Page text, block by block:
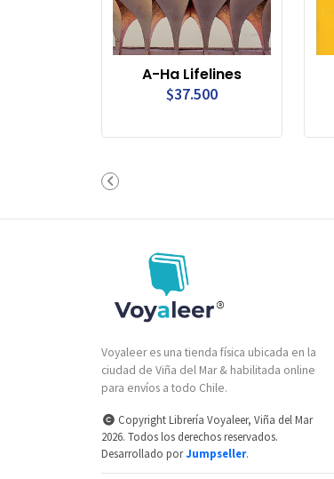
A-Ha Lifelines
$37.500
Voyaleer es una tienda física ubicada en la
ciudad de Viña del Mar & habilitada online
para envíos a todo Chile.
Copyright Librería Voyaleer, Viña del Mar
2026. Todos los derechos reservados.
Desarrollado porJumpseller.